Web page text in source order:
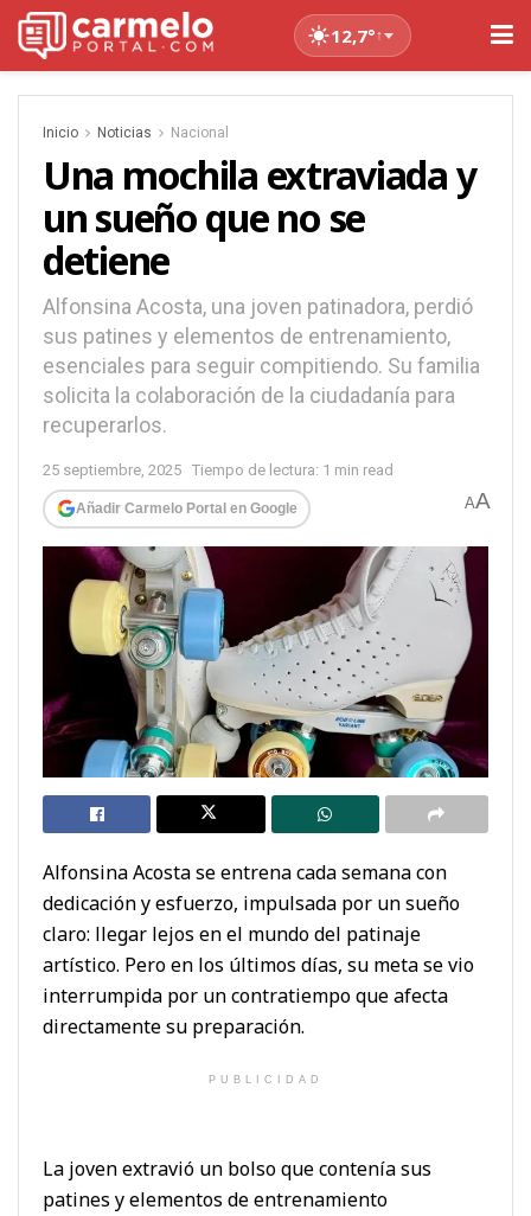
12,7°↑
Inicio Noticias Nacional
Una mochila extraviada y
un sueño que no se
detiene
Alfonsina Acosta, una joven patinadora, perdió
sus patines y elementos de entrenamiento,
esenciales para seguir compitiendo. Su familia
solicita la colaboración de la ciudadanía para
recuperarlos.
25 septiembre, 2025 Tiempo de lectura: 1 min read
Añadir Carmelo Portal en Google AA
Alfonsina Acosta se entrena cada semana con
dedicación y esfuerzo, impulsada por un sueño
claro: llegar lejos en el mundo del patinaje
artístico. Pero en los últimos días, su meta se vio
interrumpida por un contratiempo que afecta
directamente su preparación.
PUBLICIDAD
La joven extravió un bolso que contenía sus
patines y elementos de entrenamiento